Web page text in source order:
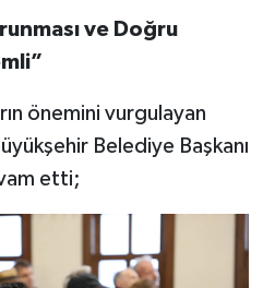
ve Doğru
önemini vurgulayan
Belediye Başkanı
etti;